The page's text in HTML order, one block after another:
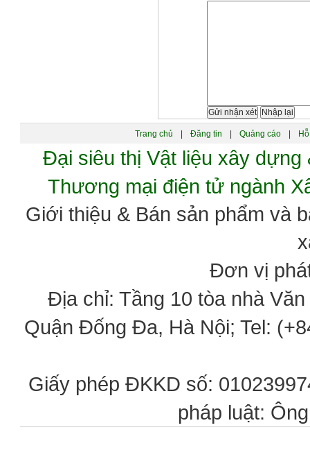
Trang chủ Đăng tin Quảng cáo
Đại siêu thị Vật liệu xây
Thương mại điện tử ngành
Giới thiệu & Bán sản phẩm và
Đơn vị
Địa chỉ: Tầng 10 tòa nhà
Quận Đống Đa, Hà Nội; Tel:
Giấy phép ĐKKD số:
pháp luật: